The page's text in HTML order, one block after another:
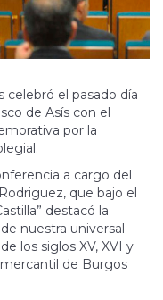
celebró el pasado día
de Asís con el
por la
a cargo del
que bajo el
destacó la
nuestra universal
los siglos XV, XVI y
de Burgos